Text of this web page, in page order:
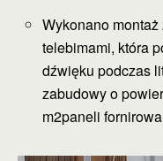
Wykonano
telebimami, która
dźwięku podczas
zabudowy o
m2paneli